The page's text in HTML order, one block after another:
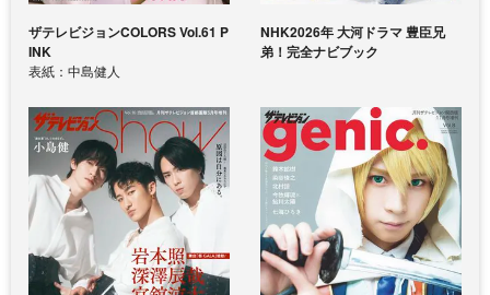
ザテレビジョンCOLORS Vol.61 P
INK
表紙：中島健人
NHK2026年 大河ドラマ 豊臣兄
弟！完全ナビブック